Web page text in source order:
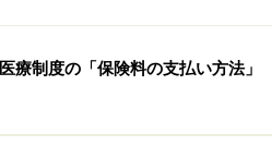
額です。この金額に、実際に
ことで、支給される総額が決
療制度の「保険料の支払い方法」